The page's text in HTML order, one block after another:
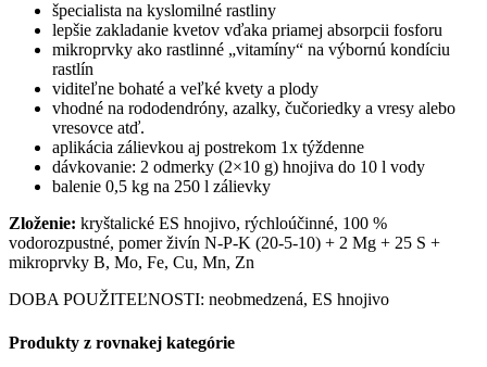
špecialista na kyslomilné rastliny
lepšie zakladanie kvetov vďaka priamej absorpcii fosforu
mikroprvky ako rastlinné „vitamíny“ na výbornú kondíciu
rastlín
viditeľne bohaté a veľké kvety a plody
vhodné na rododendróny, azalky, čučoriedky a vresy alebo
vresovce atď.
aplikácia zálievkou aj postrekom 1x týždenne
dávkovanie: 2 odmerky (2×10 g) hnojiva do 10 l vody
balenie 0,5 kg na 250 l zálievky
Zloženie: kryštalické ES hnojivo, rýchloúčinné, 100 %
vodorozpustné, pomer živín N-P-K (20-5-10) + 2 Mg + 25 S +
mikroprvky B, Mo, Fe, Cu, Mn, Zn
DOBA POUŽITEĽNOSTI: neobmedzená, ES hnojivo
Produkty z rovnakej kategórie